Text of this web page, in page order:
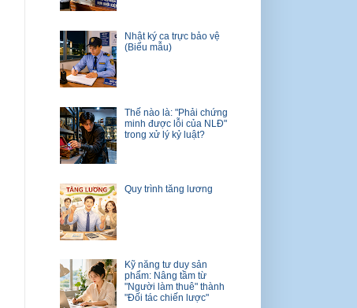
Nhật ký ca trực bảo vệ
(Biểu mẫu)
Thế nào là: "Phải chứng
minh được lỗi của NLĐ"
trong xử lý kỷ luật?
Quy trình tăng lương
Kỹ năng tư duy sản
phẩm: Nâng tầm từ
"Người làm thuê" thành
"Đối tác chiến lược"